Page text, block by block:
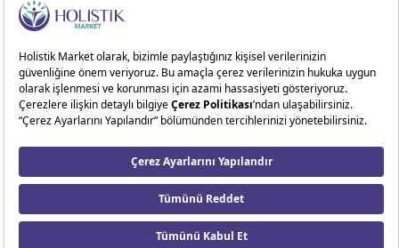
Doğadan ilham alarak sağlıklı ve dengeli bir
yaşam sunuyoruz!
Kurumsal
ÖN SİPARİŞ FIRSATI
10
Gün
17
Saat Dakika Saniye